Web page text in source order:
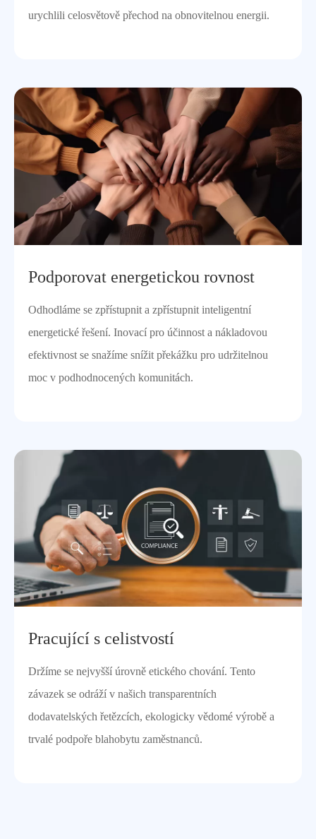
urychlili celosvětově přechod na obnovitelnou energii.
Podporovat energetickou rovnost
Odhodláme se zpřístupnit a zpřístupnit inteligentní
energetické řešení. Inovací pro účinnost a nákladovou
efektivnost se snažíme snížit překážku pro udržitelnou
moc v podhodnocených komunitách.
Pracující s celistvostí
Držíme se nejvyšší úrovně etického chování. Tento
závazek se odráží v našich transparentních
dodavatelských řetězcích, ekologicky vědomé výrobě a
trvalé podpoře blahobytu zaměstnanců.